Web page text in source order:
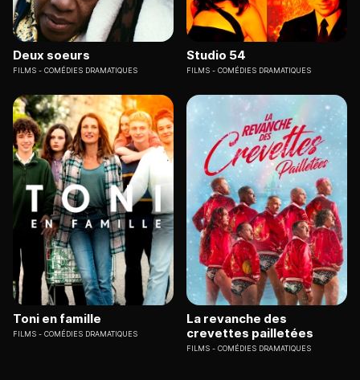
Deux soeurs
FILMS COMÉDIES DRAMATIQUES
Studio 54
FILMS COMÉDIES DRAMATIQUES
Toni en famille
FILMS COMÉDIES DRAMATIQUES
La revanche des
crevettes pailletées
FILMS COMÉDIES DRAMATIQUES